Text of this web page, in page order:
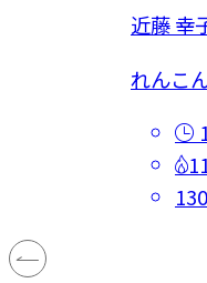
近藤 幸
れんこ